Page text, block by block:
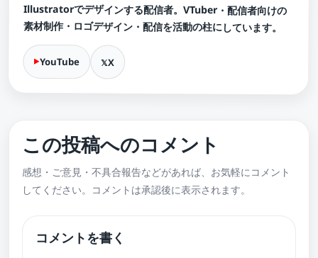
Illustratorでデザインする配信者。VTuber・配信者向けの
素材制作・ロゴデザイン・配信を活動の柱にしています。
YouTube X
この投稿へのコメント
感想・ご意見・不具合報告などがあれば、お気軽にコメント
してください。コメントは承認後に表示されます。
コメントを書く